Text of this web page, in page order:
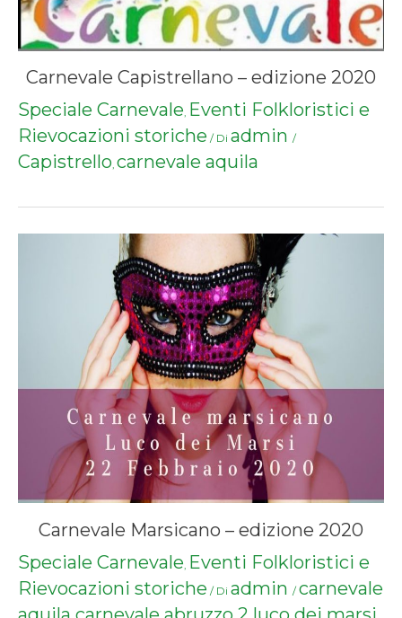
Carnevale Capistrellano – edizione 2020
Speciale Carnevale, Eventi Folkloristici e
Rievocazioni storiche / Di admin /
Capistrello, carnevale aquila
Carnevale Marsicano – edizione 2020
Speciale Carnevale, Eventi Folkloristici e
Rievocazioni storiche / Di admin /carnevale